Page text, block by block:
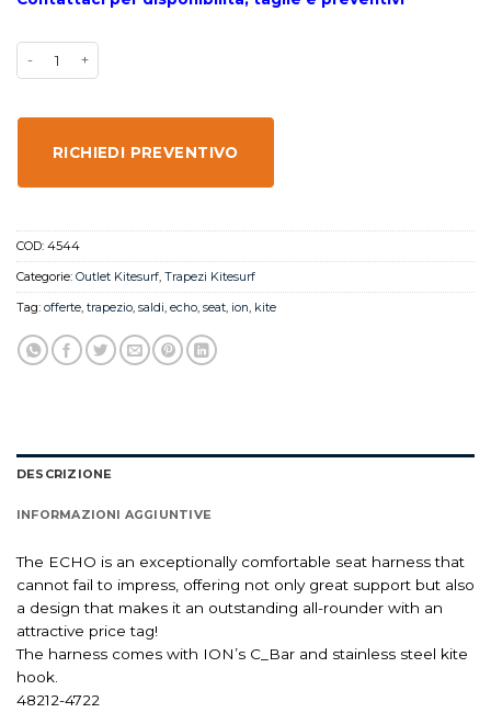
RICHIEDI PREVENTIVO
COD: 4544
Categorie: Outlet Kitesurf, Trapezi Kitesurf
Tag: offerte, trapezio, saldi, echo, seat, ion, kite
DESCRIZIONE
INFORMAZIONI AGGIUNTIVE
The ECHO is an exceptionally comfortable seat harness that
cannot fail to impress, offering not only great support but also
a design that makes it an outstanding all-rounder with an
attractive price tag!
The harness comes with ION’s C_Bar and stainless steel kite
hook.
48212-4722